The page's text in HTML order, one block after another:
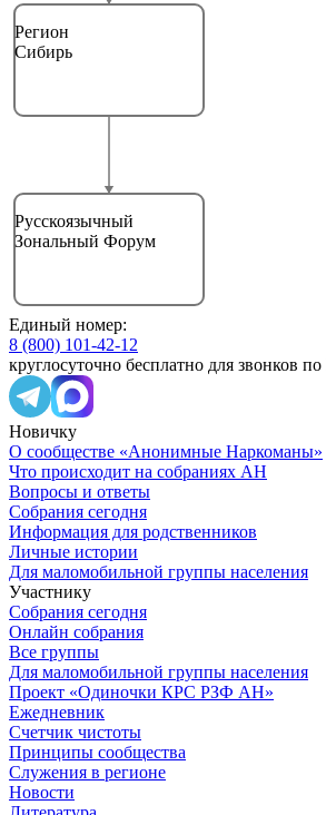
Регион
Сибирь
Русскоязычный
Зональный Форум
Единый номер:
8 (800) 101-42-12
круглосуточно бесплатно для звонков
Новичку
О сообществе «Анонимные Наркоманы»
Что происходит на собраниях АН
Вопросы и ответы
Собрания сегодня
Информация для родственников
Личные истории
Для маломобильной группы населения
Участнику
Собрания сегодня
Онлайн собрания
Все группы
Для маломобильной группы населения
Проект «Одиночки КРС РЗФ АН»
Ежедневник
Счетчик чистоты
Принципы сообщества
Служения в регионе
Новости